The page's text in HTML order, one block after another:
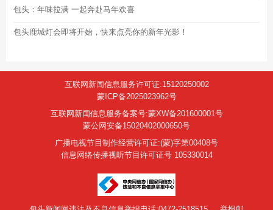
包头：年味拉满 一起奔赴马年欢喜
包头鹿城灯会即将开始，快来点亮你的新年光影！
互联网新闻信息服务许可证:15120250002
蒙ICP备2025023962号
互联网新闻信息服务备案号:蒙XW备201600001号
蒙公网安备15020402000650号
广播电视节目制作经营许可证:(蒙)字第00408号
信息网络传播视听节目许可证号 105330014